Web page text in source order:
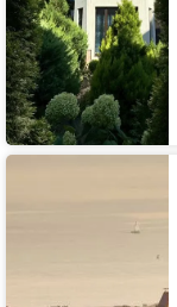
Отель-